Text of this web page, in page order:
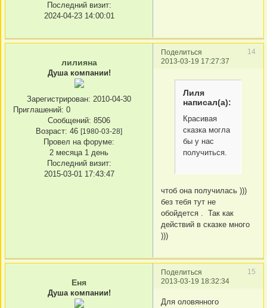
Последний визит:
2024-04-23 14:00:01
Поделиться
14
2013-03-19 17:27:37
лилияна
Душа компании!
Зарегистрирован: 2010-04-30
Приглашений: 0
Сообщений: 8506
Возраст: 46 [1980-03-28]
Провел на форуме:
2 месяца 1 день
Последний визит:
2015-03-01 17:43:47
Лиля
написал(а):
Красивая
сказка могла
бы у нас
получиться.
чтоб она получилась )))
без тебя тут не
обойдется . Так как
действий в сказке много
)))
Поделиться
15
2013-03-19 18:32:34
Еня
Душа компании!
Для оловянного